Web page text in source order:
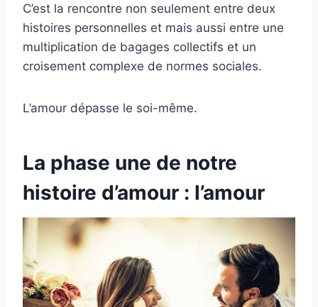
C’est la rencontre non seulement entre deux
histoires personnelles et mais aussi entre une
multiplication de bagages collectifs et un
croisement complexe de normes sociales.
L’amour dépasse le soi-même.
La phase une de notre
histoire d’amour : l’amour